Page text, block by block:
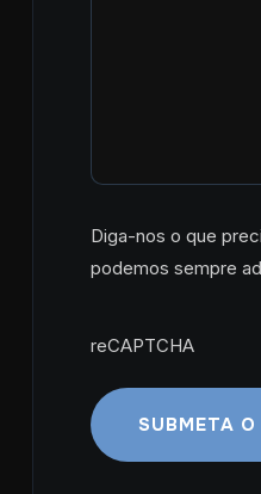
Diga-nos o que
podemos sempre
reCAPTCHA